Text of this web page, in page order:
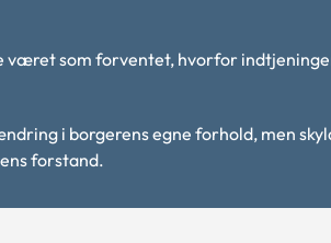
været som forventet, hvorfor
i borgerens egne forhold, men
forstand.